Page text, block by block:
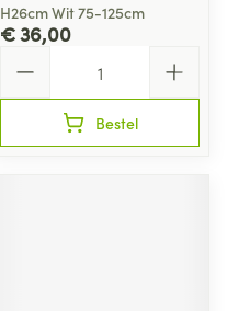
H26cm Wit 75-125cm
€ 36,00
Bestel